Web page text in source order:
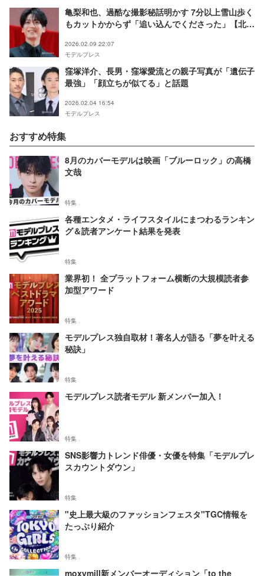
亀梨和也、過酷な撮影秘話明かす 7分以上雪山歩く
もカットかからず「追い込んでくださった」【北方
2026.02.09 22:07
モデルプレス
窪塚洋介、長男・窪塚愛流との親子写真が「遺伝子
最強」「顔立ちが似てる」と話題
2026.02.04 16:54
モデルプレス
おすすめ特集
8月のカバーモデルは映画「ブルーロック」の高橋
文哉
特集
各種エンタメ・ライフスタイルにまつわるランキン
グ＆読者アンケート結果を発表
特集
業界初！ 全プラットフォーム横断の大規模読者参
加型アワード
特集
モデルプレス独自取材！著名人が語る「夢を叶える
秘訣」
特集
モデルプレス読者モデル 新メンバー加入！
特集
SNS影響力トレンド俳優・女優を特集「モデルプレ
スカウントダウン」
特集
"史上最大級のファッションフェスタ"TGC情報を
たっぷり紹介
特集
moxymill新メンバーオーディション「to the